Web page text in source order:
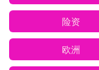
险资
欧洲